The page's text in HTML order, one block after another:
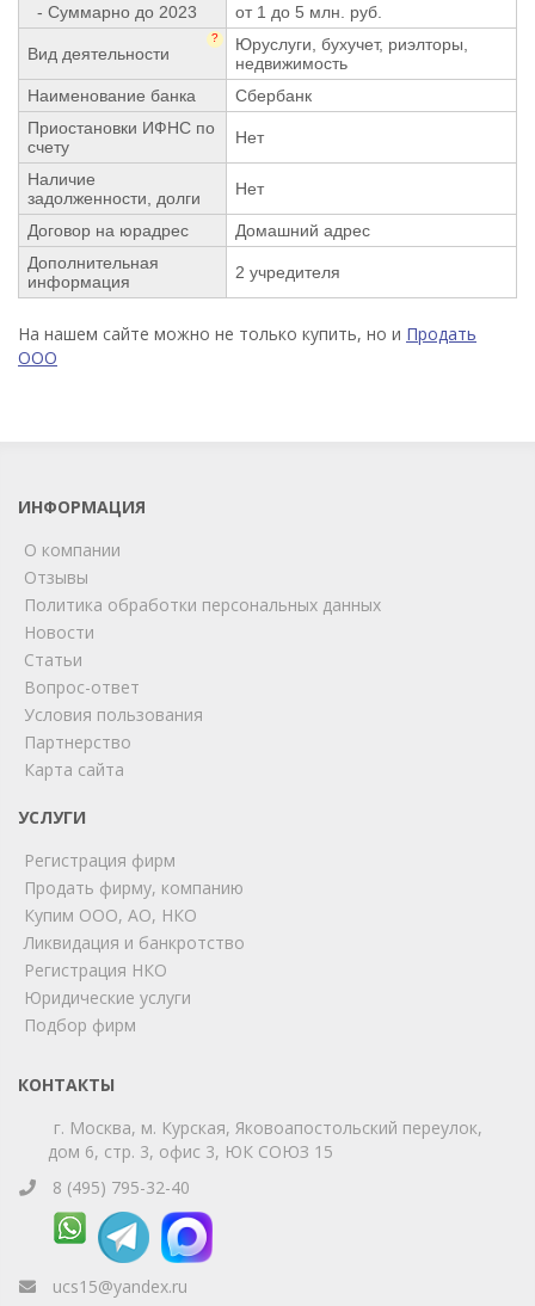
- Суммарно до 2023
от 1 до 5 млн. руб.
Вид деятельности
?
Юруслуги, бухучет, риэлторы,
недвижимость
Наименование банка
Сбербанк
Приостановки ИФНС по
счету
Нет
Наличие
задолженности, долги
Нет
Договор на юрадрес
Домашний адрес
Дополнительная
информация
2 учредителя
На нашем сайте можно не только купить, но и Продать
ООО
ИНФОРМАЦИЯ
О компании
Отзывы
Политика обработки персональных данных
Новости
Статьи
Вопрос-ответ
Условия пользования
Партнерство
Карта сайта
УСЛУГИ
Регистрация фирм
Продать фирму, компанию
Купим ООО, АО, НКО
Ликвидация и банкротство
Регистрация НКО
Юридические услуги
Подбор фирм
КОНТАКТЫ
г. Москва, м. Курская, Яковоапостольский переулок,
дом 6, стр. 3, офис 3, ЮК СОЮЗ 15
8 (495) 795-32-40
ucs15@yandex.ru
online
Позвоните нам или свяжитесь с нами через любой
удобный мессенджер!
Telegram
Телефон